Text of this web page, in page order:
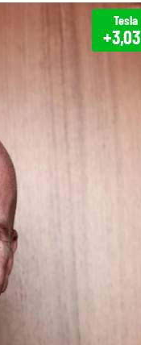
Tesla
+3,03